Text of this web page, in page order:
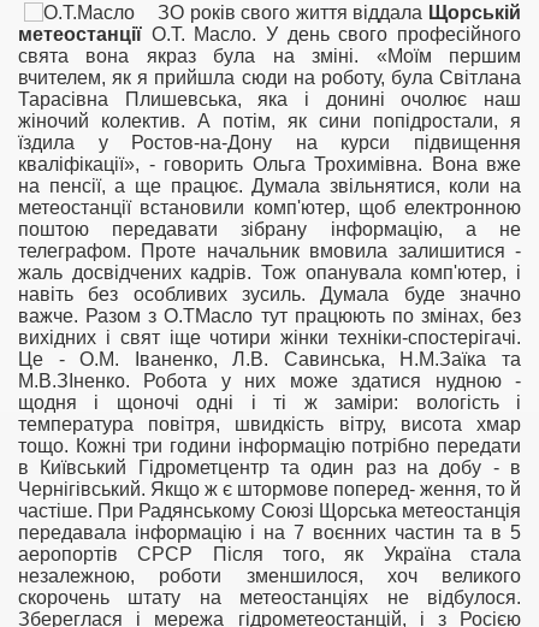
ЗО років свого життя віддала Щорській
метеостанції О.Т. Масло. У день свого професійного
свята вона якраз була на зміні. «Моїм першим
вчителем, як я прийшла сюди на роботу, була Світлана
Тарасівна Плишевська, яка і донині очолює наш
жіночий колектив. А потім, як сини попідростали, я
їздила у Ростов-на-Дону на курси підвищення
кваліфікації», - говорить Ольга Трохимівна. Вона вже
на пенсії, а ще працює. Думала звільнятися, коли на
метеостанції встановили комп'ютер, щоб електронною
поштою передавати зібрану інформацію, а не
телеграфом. Проте начальник вмовила залишитися -
жаль досвідчених кадрів. Тож опанувала комп'ютер, і
навіть без особливих зусиль. Думала буде значно
важче. Разом з О.ТМасло тут працюють по змінах, без
вихідних і свят іще чотири жінки техніки-спостерігачі.
Це - О.М. Іваненко, Л.В. Савинська, Н.М.Заїка та
М.В.ЗІненко. Робота у них може здатися нудною -
щодня і щоночі одні і ті ж заміри: вологість і
температура повітря, швидкість вітру, висота хмар
тощо. Кожні три години інформацію потрібно передати
в Київський Гідрометцентр та один раз на добу - в
Чернігівський. Якщо ж є штормове поперед- ження, то й
частіше. При Радянському Союзі Щорська метеостанція
передавала інформацію і на 7 воєнних частин та в 5
аеропортів СРСР Після того, як Україна стала
незалежною, роботи зменшилося, хоч великого
скорочень штату на метеостанціях не відбулося.
Збереглася і мережа гідрометеостанцій, і з Росією